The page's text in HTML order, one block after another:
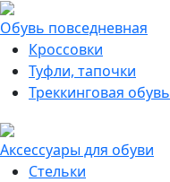
Обувь повседневная
Кроссовки
Туфли, тапочки
Треккинговая обувь
Аксессуары для обуви
Стельки